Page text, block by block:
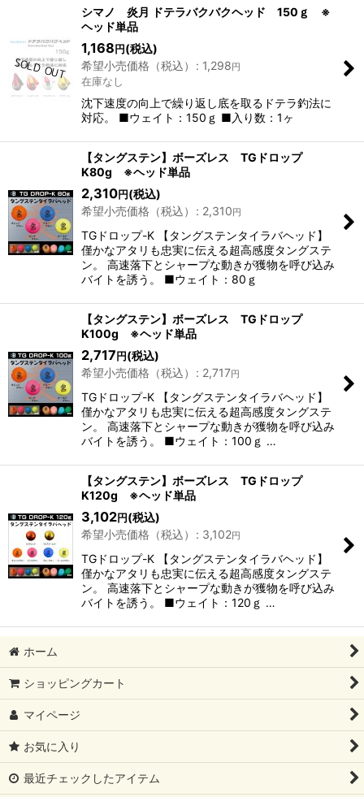
シマノ 炎月 ドテラバクバクヘッド 150ｇ ※
ヘッド単品
1,168円(税込)
希望小売価格（税込）
: 1,298円
在庫なし
沈下速度の向上で繰り返し底を取るドテラ釣法に
対応。 ■ウェイト：150ｇ ■入り数：1ヶ
【タングステン】ボーズレス TGドロップ
K80g ※ヘッド単品
2,310円(税込)
希望小売価格（税込）
: 2,310円
TGドロップ-K 【タングステンタイラバヘッド】
僅かなアタリも忠実に伝える超高感度タングステ
ン。 高速落下とシャープな動きが獲物を呼び込み
バイトを誘う。 ■ウェイト：80ｇ
【タングステン】ボーズレス TGドロップ
K100g ※ヘッド単品
2,717円(税込)
希望小売価格（税込）
: 2,717円
TGドロップ-K 【タングステンタイラバヘッド】
僅かなアタリも忠実に伝える超高感度タングステ
ン。 高速落下とシャープな動きが獲物を呼び込み
バイトを誘う。 ■ウェイト：100ｇ …
【タングステン】ボーズレス TGドロップ
K120g ※ヘッド単品
3,102円(税込)
希望小売価格（税込）
: 3,102円
TGドロップ-K 【タングステンタイラバヘッド】
僅かなアタリも忠実に伝える超高感度タングステ
ン。 高速落下とシャープな動きが獲物を呼び込み
バイトを誘う。 ■ウェイト：120ｇ …
ホーム
ショッピングカート
マイページ
お気に入り
最近チェックしたアイテム